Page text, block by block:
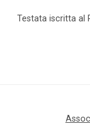
Testata iscritta al